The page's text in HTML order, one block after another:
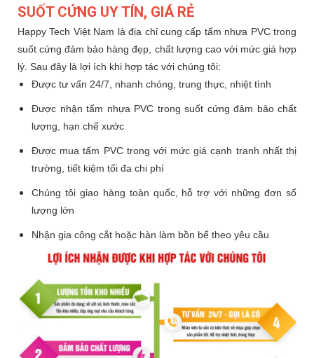
SUỐT CỨNG UY TÍN, GIÁ RẺ
Happy Tech Việt Nam là địa chỉ cung cấp tấm nhựa PVC trong
suốt cứng đảm bảo hàng đẹp, chất lượng cao với mức giá hợp
lý. Sau đây là lợi ích khi hợp tác với chúng tôi:
Được tư vấn 24/7, nhanh chóng, trung thực, nhiệt tình
Được nhận tấm nhựa PVC trong suốt cứng đảm bảo chất
lượng, hạn chế xước
Được mua tấm PVC trong với mức giá cạnh tranh nhất thị
trường, tiết kiệm tối đa chi phí
Chúng tôi giao hàng toàn quốc, hỗ trợ với những đơn số
lượng lớn
Nhận gia công cắt hoặc hàn làm bồn bể theo yêu cầu